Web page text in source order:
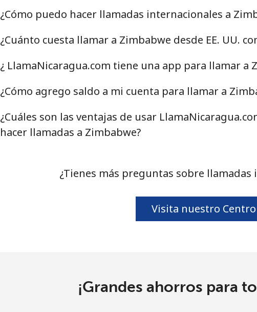
¿Cómo puedo hacer llamadas internacionales a
¿Cuánto cuesta llamar a Zimbabwe desde EE. UU.
¿ LlamaNicaragua.com tiene una app para llamar a
¿Cómo agrego saldo a mi cuenta para llamar a
¿Cuáles son las ventajas de usar
hacer llamadas a Zimbabwe?
¿Tienes más preguntas sobre
Visita nuestro
¡Grandes ahorros para